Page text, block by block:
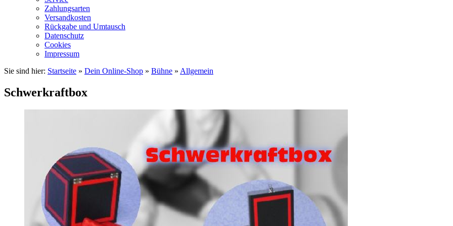
Zahlungsarten
Versandkosten
Rückgabe und Umtausch
Datenschutz
Cookies
Impressum
Sie sind hier: Startseite » Dein Online-Shop » Bühne » Allgemein
Schwerkraftbox